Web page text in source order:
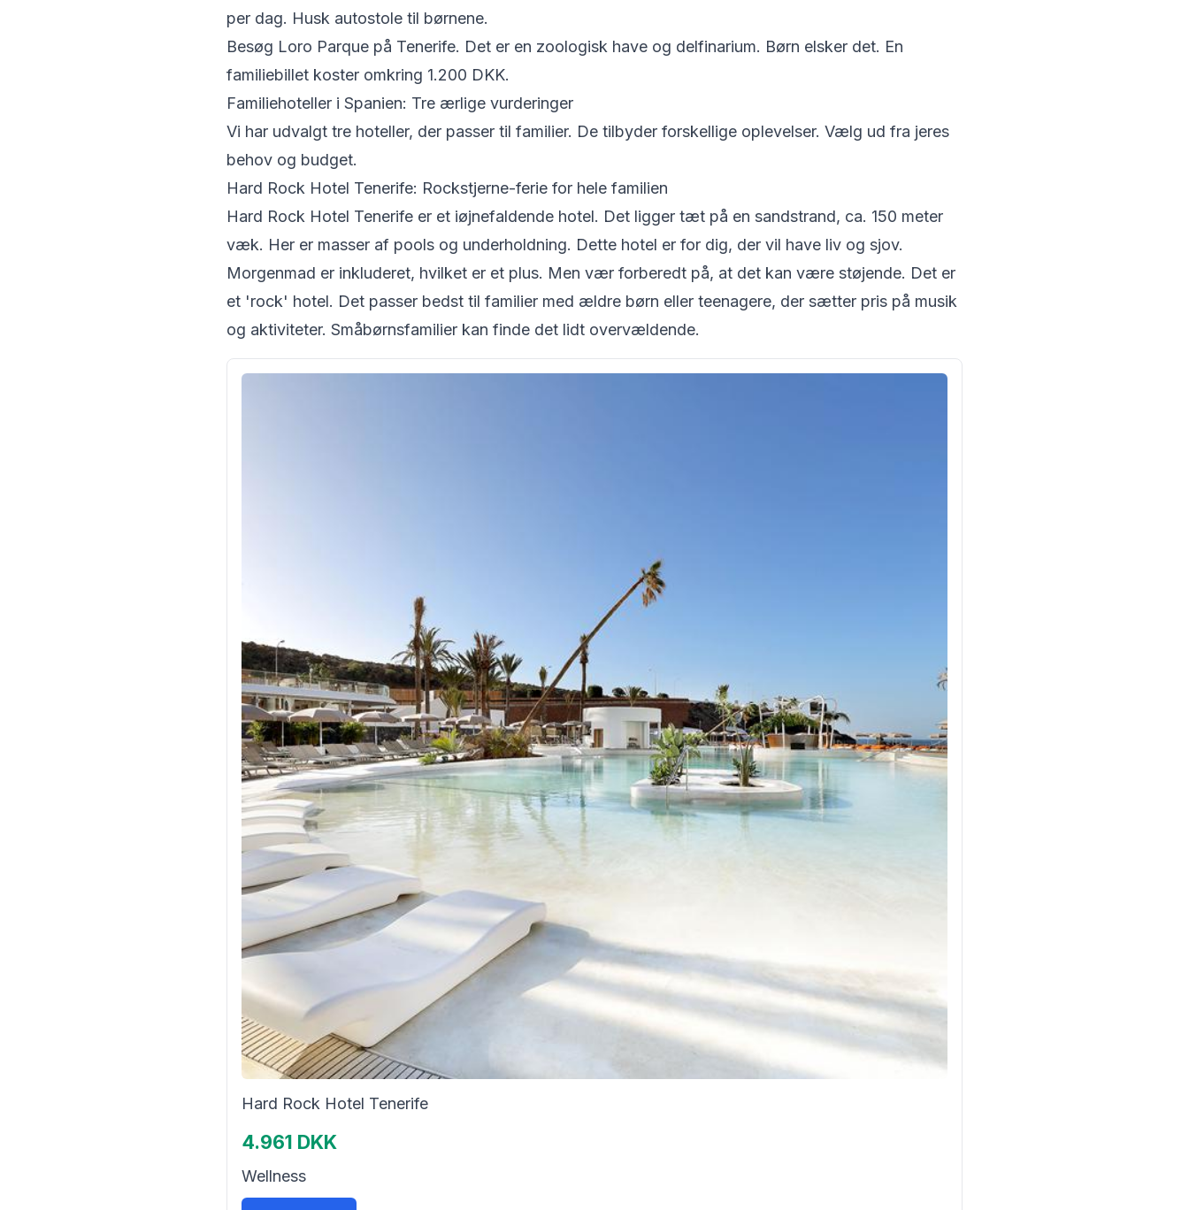
per dag. Husk autostole til børnene.
Besøg Loro Parque på Tenerife. Det er en zoologisk have og delfinarium. Børn elsker det. En
familiebillet koster omkring 1.200 DKK.
Familiehoteller i Spanien: Tre ærlige vurderinger
Vi har udvalgt tre hoteller, der passer til familier. De tilbyder forskellige oplevelser. Vælg ud fra jeres
behov og budget.
Hard Rock Hotel Tenerife: Rockstjerne-ferie for hele familien
Hard Rock Hotel Tenerife er et iøjnefaldende hotel. Det ligger tæt på en sandstrand, ca. 150 meter
væk. Her er masser af pools og underholdning. Dette hotel er for dig, der vil have liv og sjov.
Morgenmad er inkluderet, hvilket er et plus. Men vær forberedt på, at det kan være støjende. Det er
et 'rock' hotel. Det passer bedst til familier med ældre børn eller teenagere, der sætter pris på musik
og aktiviteter. Småbørnsfamilier kan finde det lidt overvældende.
Hard Rock Hotel Tenerife
4.961 DKK
Wellness